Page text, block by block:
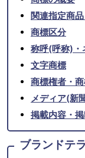
関連指定商
商標区分
称呼(呼称)・
文字商標
商標権者・
メディア(新
掲載内容・
ブランドテ